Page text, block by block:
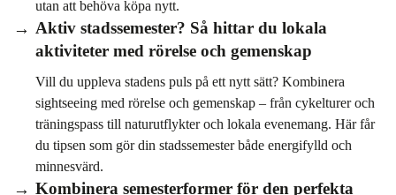
utan att behöva köpa nytt.
Aktiv stadssemester? Så hittar du lokala
aktiviteter med rörelse och gemenskap
Vill du uppleva stadens puls på ett nytt sätt? Kombinera
sightseeing med rörelse och gemenskap – från cykelturer och
träningspass till naturutflykter och lokala evenemang. Här får
du tipsen som gör din stadssemester både energifylld och
minnesvärd.
Kombinera semesterformer för den perfekta